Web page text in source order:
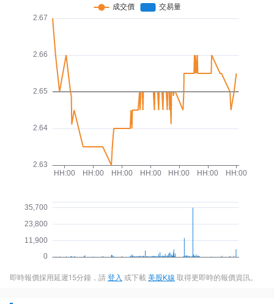
即時報價採用延遲15分鐘，請 登入 或下載 美股K線 取得更即時的報價資訊。